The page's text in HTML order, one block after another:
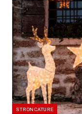
STRONCATURE